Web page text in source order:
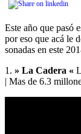
Este año que pasó
por eso que acá le
sonadas en este
1. » La Cadera «
| Mas de 6.3